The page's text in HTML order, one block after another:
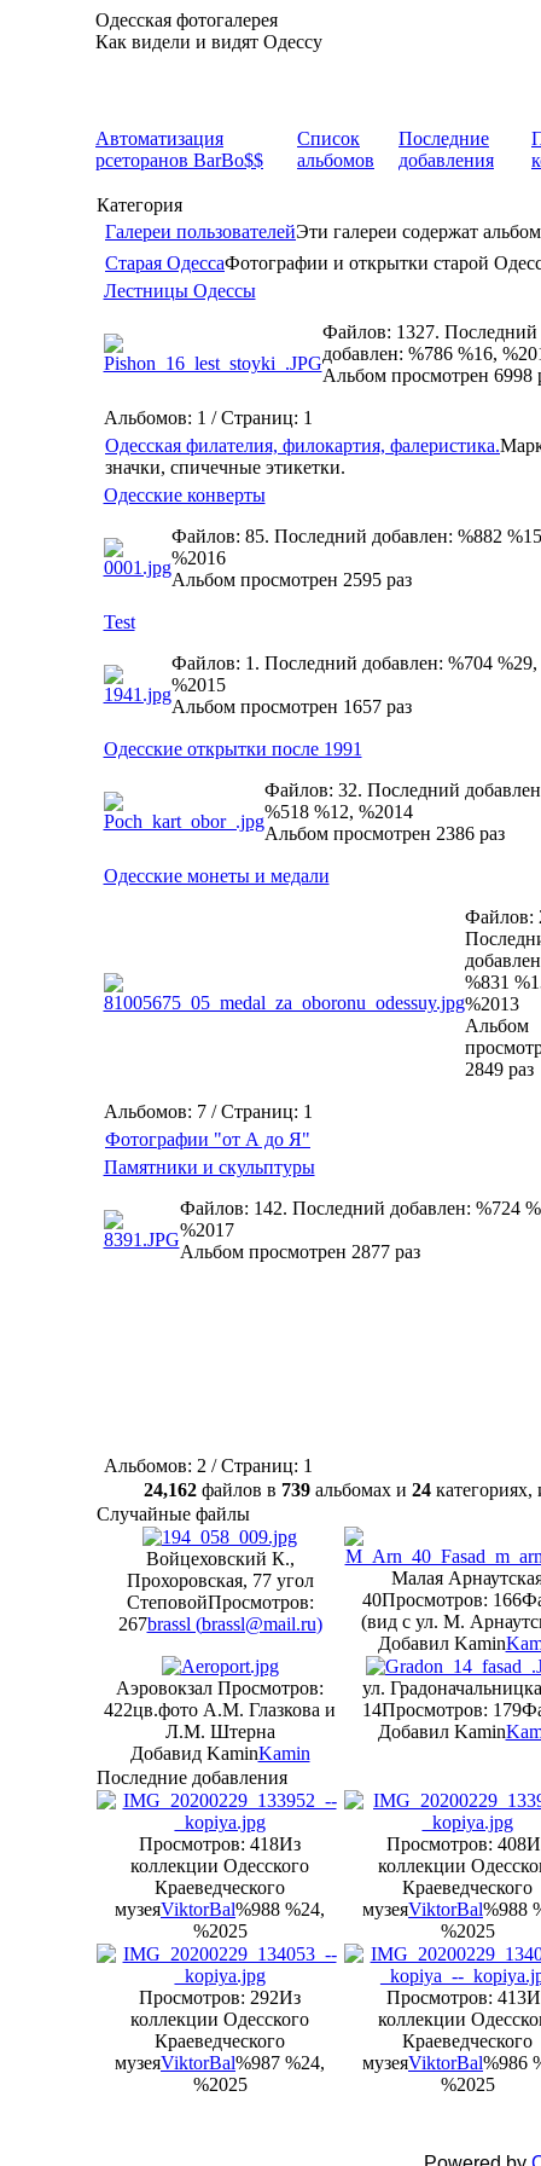
Одесская фотогалерея
Как видели и видят Одессу
Автоматизация
рсеторанов BarBo$$
Список
альбомов
Последние
добавления
Категория
Галереи пользователейЭти галереи содержат
Старая ОдессаФотографии и открытки старой
Лестницы Одессы
Файлов: 1327. Последний
добавлен: %786 %16,
Альбом просмотрен 6998
Альбомов: 1 / Страниц: 1
Одесская филателия, филокартия, фалеристика.
значки, спичечные этикетки.
Одесские конверты
Файлов: 85. Последний добавлен: %882
%2016
Альбом просмотрен 2595 раз
Test
Файлов: 1. Последний добавлен: %704 %29,
%2015
Альбом просмотрен 1657 раз
Одесские открытки после 1991
Файлов: 32. Последний
%518 %12, %2014
Альбом просмотрен 2386 раз
Одесские монеты и медали
Файлов:
%831
%2013
Альбом
2849 раз
Альбомов: 7 / Страниц: 1
Фотографии "от А до Я"
Памятники и скульптуры
Файлов: 142. Последний добавлен: %724
%2017
Альбом просмотрен 2877 раз
Альбомов: 2 / Страниц: 1
24,162 файлов в 739 альбомах и 24
Случайные файлы
Войцеховский К.,
Прохоровская, 77 угол
СтеповойПросмотров:
267brassl (brassl@mail.ru)
Малая
40Просмотров: 166
(вид с ул. М.
Добавил Kamin
Аэровокзал Просмотров:
422цв.фото А.М. Глазкова и
Л.М. Штерна
Добавид KaminKamin
ул.
14Просмотров: 179
Добавил Kamin
Последние добавления
Просмотров: 418Из
коллекции Одесского
Краеведческого
музеяViktorBal%988 %24,
%2025
Просмотров: 408
коллекции
Краеведческого
музеяViktorBal%988
%2025
Просмотров: 292Из
коллекции Одесского
Краеведческого
музеяViktorBal%987 %24,
%2025
Просмотров: 413
коллекции
Краеведческого
музеяViktorBal%986
%2025